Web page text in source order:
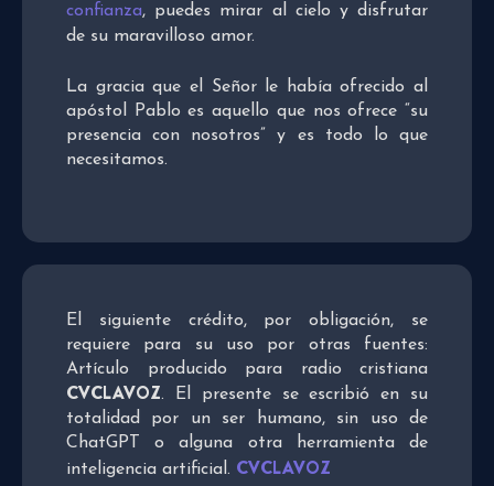
confianza, puedes mirar al cielo y disfrutar
de su maravilloso amor.
La gracia que el Señor le había ofrecido al
apóstol Pablo es aquello que nos ofrece “su
presencia con nosotros” y es todo lo que
necesitamos.
El siguiente crédito, por obligación, se
requiere para su uso por otras fuentes:
Artículo producido para radio cristiana
CVCLAVOZ. El presente se escribió en su
totalidad por un ser humano, sin uso de
ChatGPT o alguna otra herramienta de
inteligencia artificial. CVCLAVOZ